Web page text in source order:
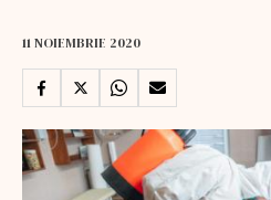
11 NOIEMBRIE 2020